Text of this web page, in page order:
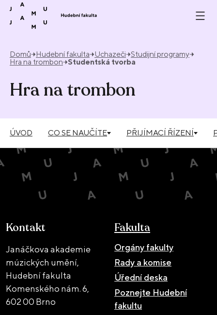
Přeskočit na obsah
Domů Hudební fakulta Uchazeči Studijní programy
Hra na trombon
Studentská tvorba
Hra na trombon
ÚVOD CO SE NAUČÍTE PŘIJÍMACÍ ŘÍZENÍ
Kontakt
Janáčkova akademie
múzických umění,
Hudební fakulta
Komenského nám. 6,
602 00 Brno
Fakulta
Orgány fakulty
Rady a komise
Úřední deska
Poznejte Hudební
fakultu